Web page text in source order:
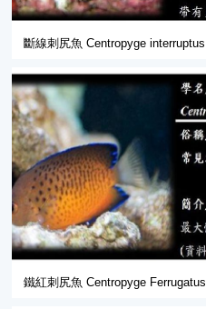
斷線刺尻魚 Centropyge interruptus
鐵紅刺尻魚 Centropyge Ferrugatus